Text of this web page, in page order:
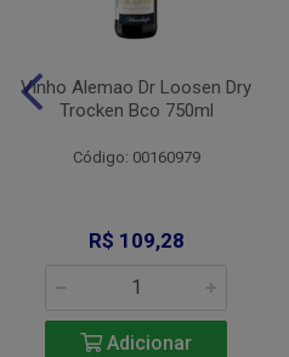
Vinho Alemao Dr Loosen Dry
Trocken Bco 750ml
Código: 00160979
R$ 109,28
Adicionar